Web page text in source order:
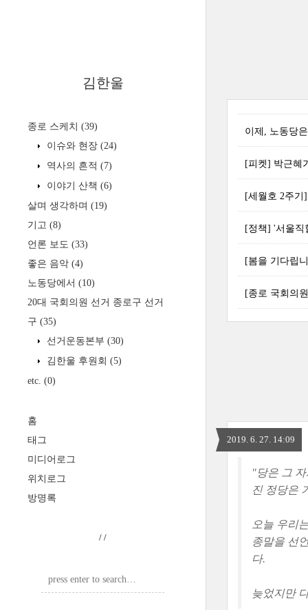
김한울
종로 스케치 (39)
이슈와 현장 (24)
역사의 흔적 (7)
이야기 산책 (6)
살며 생각하며 (19)
기고 (8)
언론 보도 (33)
좋은 음악 (4)
노동당에서 (10)
20대 국회의원 선거 종로구 선거
구 (35)
선거운동본부 (30)
김한울 후원회 (5)
etc. (0)
홈
태그
미디어로그
위치로그
방명록
/ /
이제, 노동당
[피켓] 박근혜
[세월호 2주기
[정책] '서울직
[봄을 기다립
[종로 국회의
2019. 6. 27. 14:09
"당은 그
진 정당은
오늘 우리
종말을 선
다.
늦었지만